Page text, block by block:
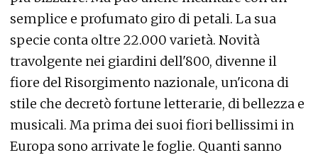
semplice e profumato giro di petali. La sua
specie conta oltre 22.000 varietà. Novità
travolgente nei giardini dell'800, divenne il
fiore del Risorgimento nazionale, un'icona di
stile che decretò fortune letterarie, di bellezza e
musicali. Ma prima dei suoi fiori bellissimi in
Europa sono arrivate le foglie. Quanti sanno